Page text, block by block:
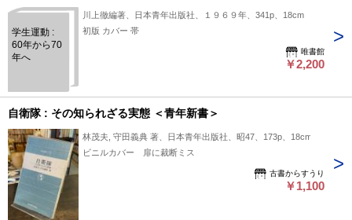
学生運動 :
60年から70
年へ
川上徹編著、日本青年出版社、１９６９年、341p、18cm
初版 カバー 帯
唯書館
￥2,200
自衛隊 : その知られざる実態 ＜青年新書＞
林茂夫, 守田義典 著、日本青年出版社、昭47、173p、18cm
ビニルカバー 扉に裁断ミス
古書からすうり
￥1,100